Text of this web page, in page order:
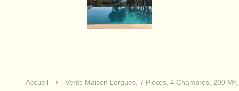
Accueil Vente Maison Lorgues, 7 Pièces, 4 Chambres, 200